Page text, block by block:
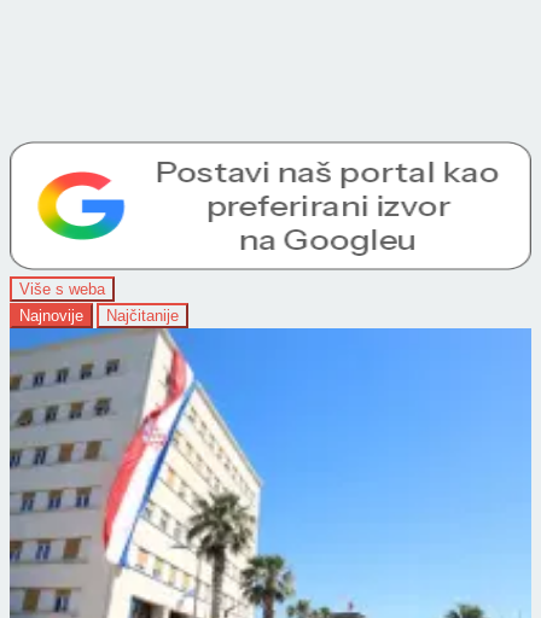
Više s weba
Najnovije
Najčitanije